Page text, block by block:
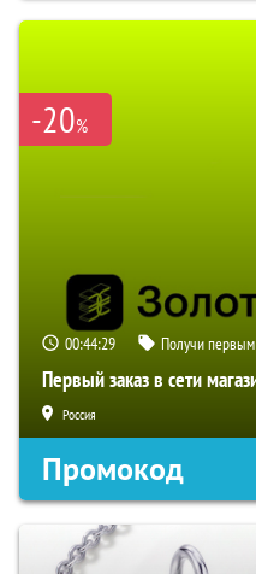
-20%
00:44:28 Получи
Первый заказ в сети
Россия
Промокод